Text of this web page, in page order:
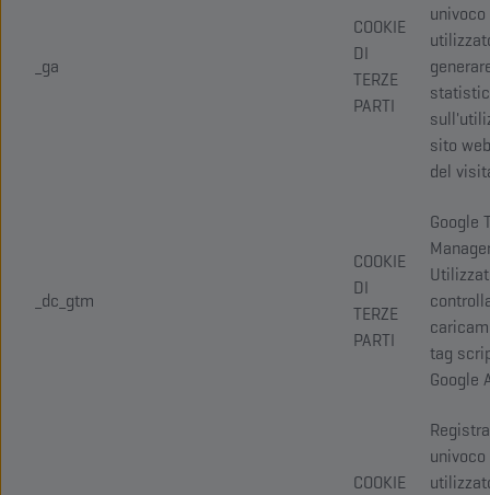
_ga
COOKIE
DI
TERZE
PARTI
sito
del
_dc_gtm
COOKIE
DI
TERZE
PARTI
Google
tag
Google
COOKIE